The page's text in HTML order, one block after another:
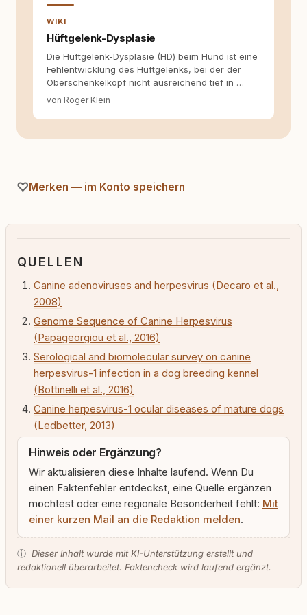
WIKI
Hüftgelenk-Dysplasie
Die Hüftgelenk-Dysplasie (HD) beim Hund ist eine
Fehlentwicklung des Hüftgelenks, bei der der
Oberschenkelkopf nicht ausreichend tief in …
von Roger Klein
Merken — im Konto speichern
QUELLEN
Canine adenoviruses and herpesvirus (Decaro et al.,
2008)
Genome Sequence of Canine Herpesvirus
(Papageorgiou et al., 2016)
Serological and biomolecular survey on canine
herpesvirus-1 infection in a dog breeding kennel
(Bottinelli et al., 2016)
Canine herpesvirus-1 ocular diseases of mature dogs
(Ledbetter, 2013)
Hinweis oder Ergänzung?
Wir aktualisieren diese Inhalte laufend. Wenn Du
einen Faktenfehler entdeckst, eine Quelle ergänzen
möchtest oder eine regionale Besonderheit fehlt: Mit
einer kurzen Mail an die Redaktion melden.
ⓘ Dieser Inhalt wurde mit KI-Unterstützung erstellt und
redaktionell überarbeitet. Faktencheck wird laufend ergänzt.